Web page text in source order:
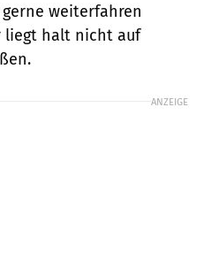
weiterfahren
liegt halt nicht auf
ANZEIGE